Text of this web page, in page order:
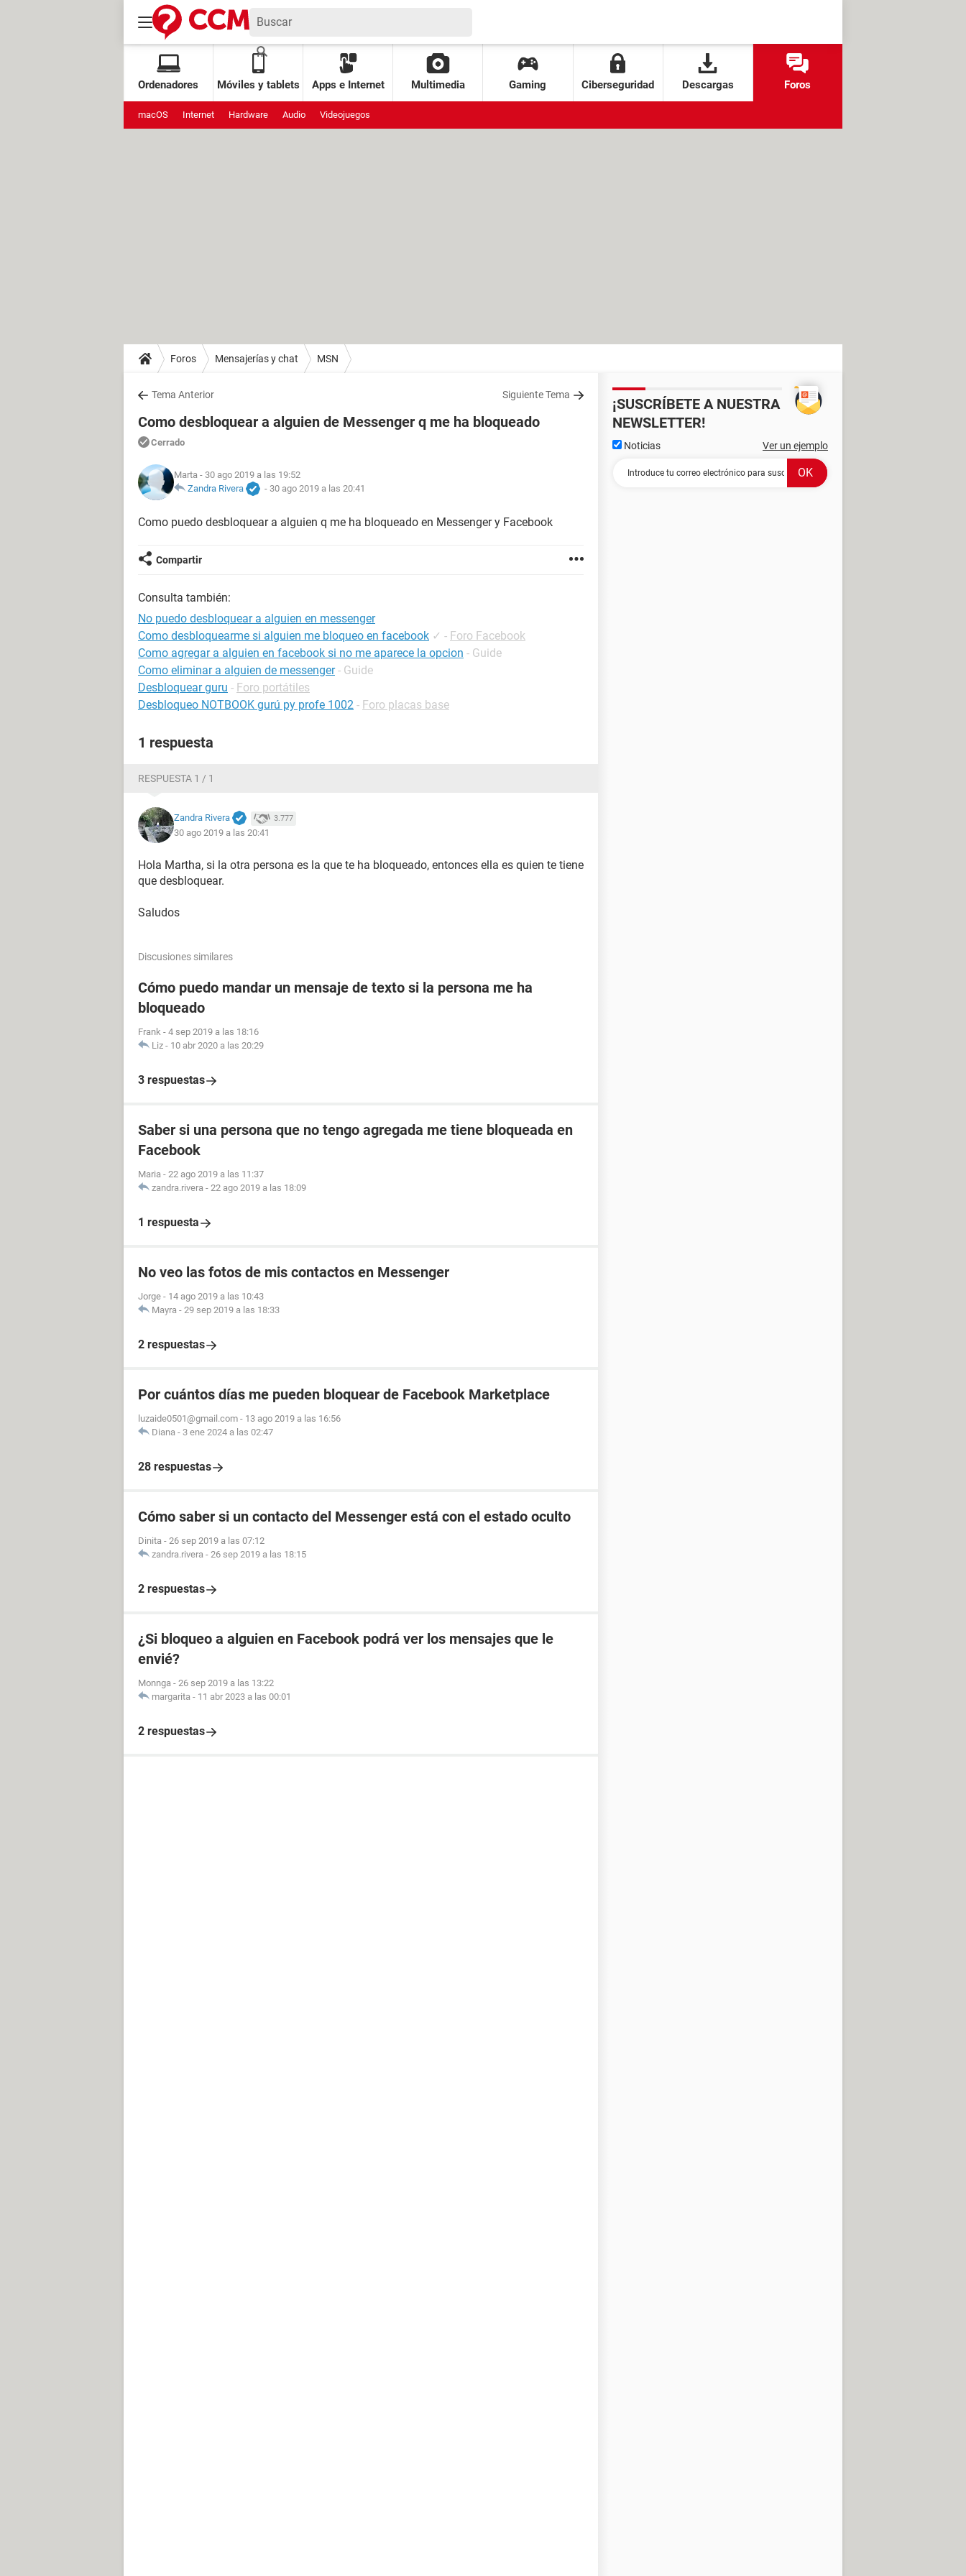
Ordenadores Móviles y tablets Apps e Internet Multimedia Gaming Ciberseguridad Descargas Foros
macOS Internet Hardware Audio Videojuegos
Foros Mensajerías y chat MSN
Tema Anterior Siguiente Tema
Como desbloquear a alguien de Messenger q me ha bloqueado
Cerrado
Marta - 30 ago 2019 a las 19:52
Zandra Rivera
- 30 ago 2019 a las 20:41
Como puedo desbloquear a alguien q me ha bloqueado en Messenger y Facebook
Compartir
Consulta también:
No puedo desbloquear a alguien en messenger
Como desbloquearme si alguien me bloqueo en facebook ✓ - Foro Facebook
Como agregar a alguien en facebook si no me aparece la opcion - Guide
Como eliminar a alguien de messenger - Guide
Desbloquear guru - Foro portátiles
Desbloqueo NOTBOOK gurú py profe 1002 - Foro placas base
1 respuesta
RESPUESTA 1 / 1
Zandra Rivera 3.777
30 ago 2019 a las 20:41
Hola Martha, si la otra persona es la que te ha bloqueado, entonces ella es quien te tiene
que desbloquear.
Saludos
Discusiones similares
Cómo puedo mandar un mensaje de texto si la persona me ha
bloqueado
Frank - 4 sep 2019 a las 18:16
Liz - 10 abr 2020 a las 20:29
3 respuestas
Saber si una persona que no tengo agregada me tiene bloqueada en
Facebook
Maria - 22 ago 2019 a las 11:37
zandra.rivera - 22 ago 2019 a las 18:09
1 respuesta
No veo las fotos de mis contactos en Messenger
Jorge - 14 ago 2019 a las 10:43
Mayra - 29 sep 2019 a las 18:33
2 respuestas
Por cuántos días me pueden bloquear de Facebook Marketplace
luzaide0501@gmail.com - 13 ago 2019 a las 16:56
Diana - 3 ene 2024 a las 02:47
28 respuestas
Cómo saber si un contacto del Messenger está con el estado oculto
Dinita - 26 sep 2019 a las 07:12
zandra.rivera - 26 sep 2019 a las 18:15
2 respuestas
¿Si bloqueo a alguien en Facebook podrá ver los mensajes que le
envié?
Monnga - 26 sep 2019 a las 13:22
margarita - 11 abr 2023 a las 00:01
2 respuestas
¡SUSCRÍBETE A NUESTRA
NEWSLETTER!
Noticias Ver un ejemplo